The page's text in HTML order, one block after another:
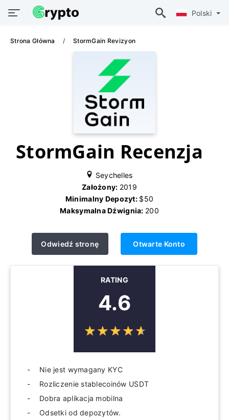
Polski
Strona Główna StormGain Revizyon
StormGain Recenzja
Seychelles
Założony: 2019
Minimalny Depozyt: $50
Maksymalna Dźwignia: 200
Odwiedź stronę Otwarte Konto
RATING
4.6
☆☆☆☆☆
★★★★★
Nie jest wymagany KYC
Rozliczenie stablecoinów USDT
Dobra aplikacja mobilna
Odsetki od depozytów.